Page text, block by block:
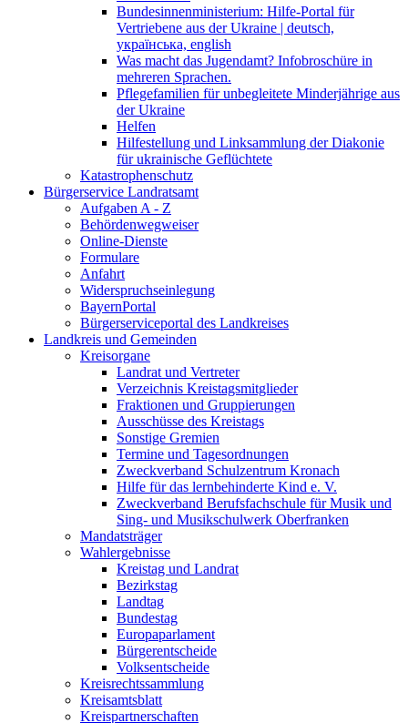
Bundesinnenministerium: Hilfe-Portal für
Vertriebene aus der Ukraine | deutsch,
українська, english
Was macht das Jugendamt? Infobroschüre in
mehreren Sprachen.
Pflegefamilien für unbegleitete Minderjährige aus
der Ukraine
Helfen
Hilfestellung und Linksammlung der Diakonie
für ukrainische Geflüchtete
Katastrophenschutz
Bürgerservice Landratsamt
Aufgaben A - Z
Behördenwegweiser
Online-Dienste
Formulare
Anfahrt
Widerspruchseinlegung
BayernPortal
Bürgerserviceportal des Landkreises
Landkreis und Gemeinden
Kreisorgane
Landrat und Vertreter
Verzeichnis Kreistagsmitglieder
Fraktionen und Gruppierungen
Ausschüsse des Kreistags
Sonstige Gremien
Termine und Tagesordnungen
Zweckverband Schulzentrum Kronach
Hilfe für das lernbehinderte Kind e. V.
Zweckverband Berufsfachschule für Musik und
Sing- und Musikschulwerk Oberfranken
Mandatsträger
Wahlergebnisse
Kreistag und Landrat
Bezirkstag
Landtag
Bundestag
Europaparlament
Bürgerentscheide
Volksentscheide
Kreisrechtssammlung
Kreisamtsblatt
Kreispartnerschaften